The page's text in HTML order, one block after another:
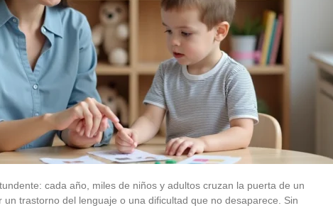
cada año, miles de niños y adultos cruzan la puerta de un
un trastorno del lenguaje o una dificultad que no desaparece. Sin